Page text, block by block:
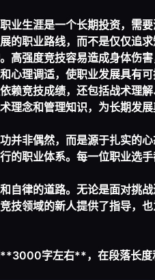
业生涯是一个长期投资，需
的职业路线，而不是仅仅追求
高强度竞技容易造成身体伤
心理调适，使职业发展具有可
赖竞技成绩，还包括战术理
念和管理知识，为长期发展
并非偶然，而是源于扎实的
的职业体系。每一位职业选
自律的道路。无论是面对挑
技领域的新人提供了指导，
字左右**，在段落长度